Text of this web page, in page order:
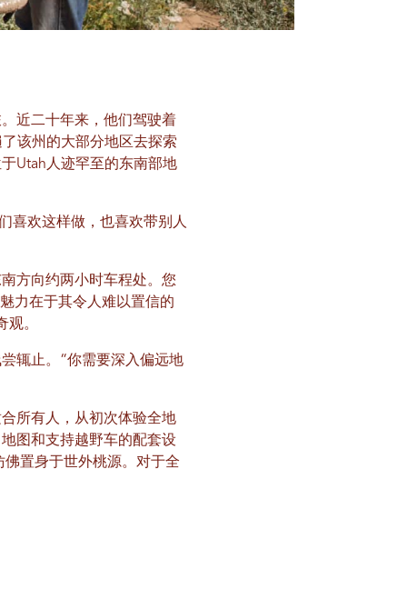
近二十年来，他们驾驶着
该州的大部分地区去探索
Utah人迹罕至的东南部地
喜欢这样做，也喜欢带别人
方向约两小时车程处。您
力在于其令人难以置信的
观。
辄止。“你需要深入偏远地
所有人，从初次体验全地
图和支持越野车的配套设
置身于世外桃源。对于全